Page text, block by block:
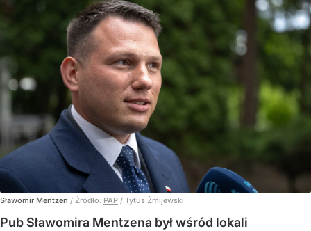
Sławomir Mentzen / Źródło: PAP / Tytus Żmijewski
Pub Sławomira Mentzena był wśród lokali